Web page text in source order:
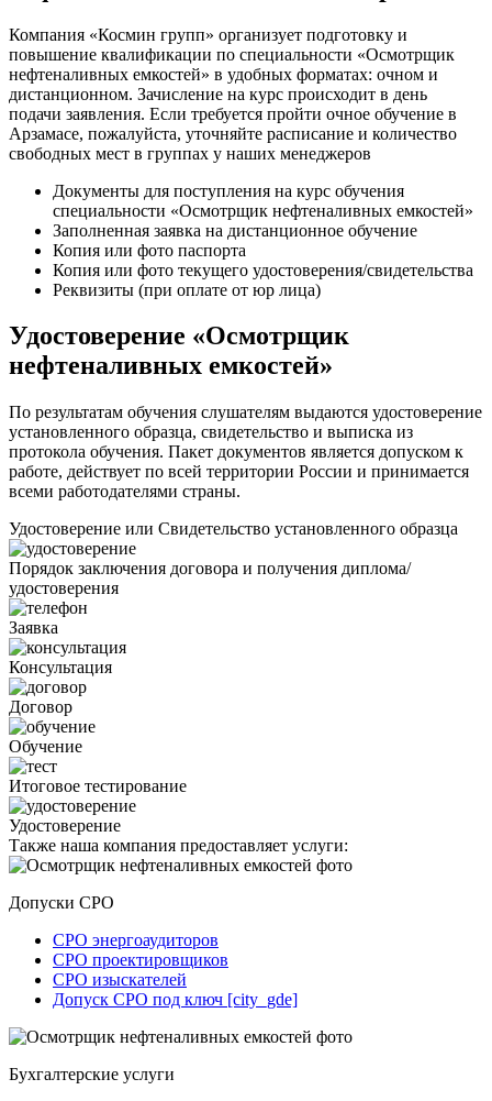
Компания «Космин групп» организует подготовку и
повышение квалификации по специальности «Осмотрщик
нефтеналивных емкостей» в удобных форматах: очном и
дистанционном. Зачисление на курс происходит в день
подачи заявления. Если требуется пройти очное обучение в
Арзамасе, пожалуйста, уточняйте расписание и количество
свободных мест в группах у наших менеджеров
Документы для поступления на курс обучения
специальности «Осмотрщик нефтеналивных емкостей»
Заполненная заявка на дистанционное обучение
Копия или фото паспорта
Копия или фото текущего удостоверения/свидетельства
Реквизиты (при оплате от юр лица)
Удостоверение «Осмотрщик
нефтеналивных емкостей»
По результатам обучения слушателям выдаются удостоверение
установленного образца, свидетельство и выписка из
протокола обучения. Пакет документов является допуском к
работе, действует по всей территории России и принимается
всеми работодателями страны.
Удостоверение или Свидетельство установленного образца
Порядок заключения договора и получения диплома/
удостоверения
Заявка
Консультация
Договор
Обучение
Итоговое тестирование
Удостоверение
Также наша компания предоставляет услуги:
Допуски СРО
СРО энергоаудиторов
СРО проектировщиков
СРО изыскателей
Допуск СРО под ключ [city_gde]
Бухгалтерские услуги